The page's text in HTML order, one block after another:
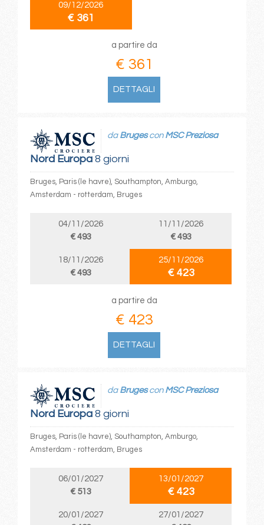
09/12/2026
€ 361
a partire da
€ 361
DETTAGLI
Nord Europa8 giorni
da Brugescon MSC Preziosa
Bruges, Paris (le havre), Southampton, Amburgo,
Amsterdam - rotterdam, Bruges
04/11/2026
€ 493
11/11/2026
€ 493
18/11/2026
€ 493
25/11/2026
€ 423
a partire da
€ 423
DETTAGLI
Nord Europa8 giorni
da Brugescon MSC Preziosa
Bruges, Paris (le havre), Southampton, Amburgo,
Amsterdam - rotterdam, Bruges
06/01/2027
€ 513
13/01/2027
€ 423
20/01/2027
27/01/2027